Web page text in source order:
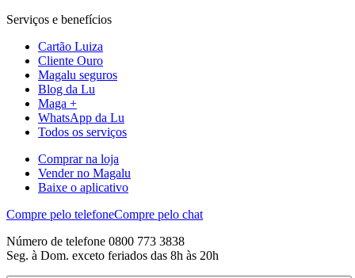
Serviços e benefícios
Cartão Luiza
Cliente Ouro
Magalu seguros
Blog da Lu
Maga +
WhatsApp da Lu
Todos os serviços
Comprar na loja
Vender no Magalu
Baixe o aplicativo
Compre pelo telefoneCompre pelo chat
Número de telefone 0800 773 3838
Seg. à Dom. exceto feriados das 8h às 20h